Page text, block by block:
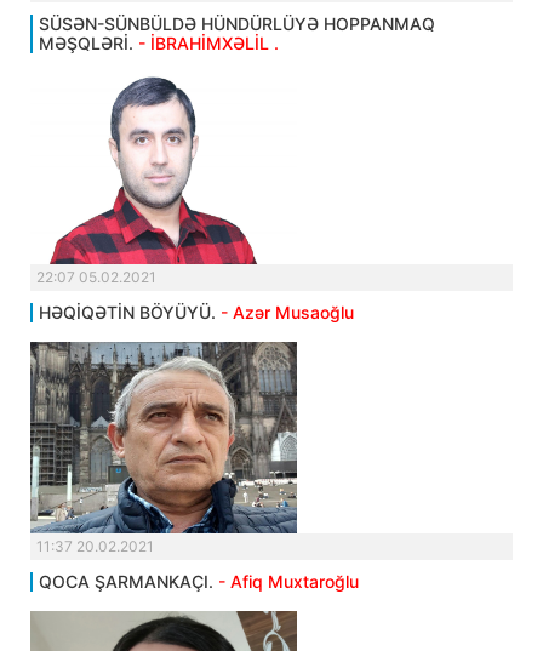
SÜSƏN-SÜNBÜLDƏ HÜNDÜRLÜYƏ HOPPANMAQ
MƏŞQLƏRİ. - İBRAHİMXƏLİL .
22:07 05.02.2021
HƏQİQƏTİN BÖYÜYÜ. - Azər Musaoğlu
11:37 20.02.2021
QOCA ŞARMANKAÇI. - Afiq Muxtaroğlu